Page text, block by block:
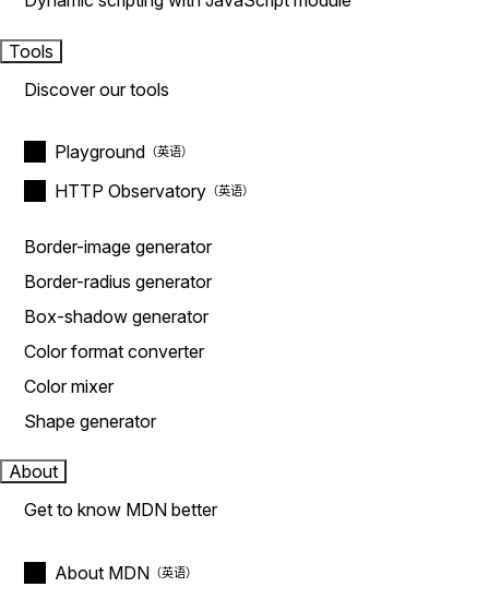
Tools
Discover our tools
Playground
HTTP Observatory
Border-image generator
Border-radius generator
Box-shadow generator
Color format converter
Color mixer
Shape generator
About
Get to know MDN better
About MDN